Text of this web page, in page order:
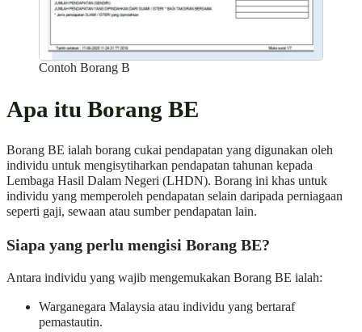
Contoh Borang B
Apa itu Borang BE
Borang BE ialah borang cukai pendapatan yang digunakan oleh
individu untuk mengisytiharkan pendapatan tahunan kepada
Lembaga Hasil Dalam Negeri (LHDN). Borang ini khas untuk
individu yang memperoleh pendapatan selain daripada perniagaan
seperti gaji, sewaan atau sumber pendapatan lain.
Siapa yang perlu mengisi Borang BE?
Antara individu yang wajib mengemukakan Borang BE ialah:
Warganegara Malaysia atau individu yang bertaraf
pemastautin.